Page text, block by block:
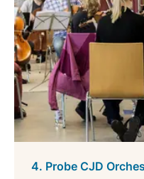
4. Probe CJD